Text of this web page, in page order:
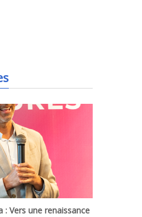
: Vers une renaissance